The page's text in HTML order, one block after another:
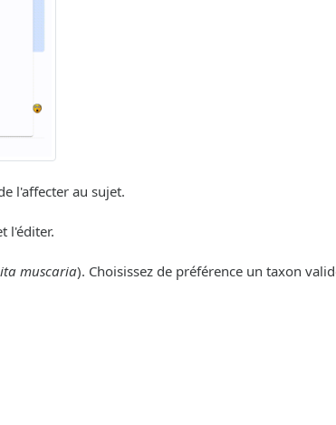
l'affecter au sujet.
l'éditer.
muscaria). Choisissez de préférence un taxon